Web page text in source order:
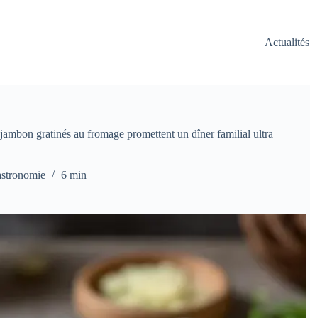
Actualités
gratinés au fromage promettent un dîner familial ultra
6 min